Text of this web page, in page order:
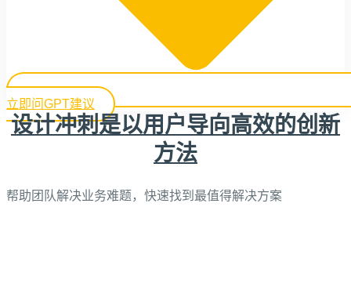
立即问GPT建议
设计冲刺是以用户导向高效的创新
方法
帮助团队解决业务难题，快速找到最值得解决方案